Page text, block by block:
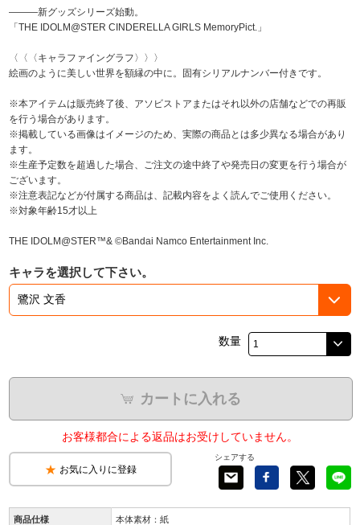
―――新グッズシリーズ始動。
「THE IDOLM@STER CINDERELLA GIRLS MemoryPict.」
〈〈〈キャラファイングラフ〉〉〉
絵画のように美しい世界を額縁の中に。固有シリアルナンバー付きです。
※本アイテムは販売終了後、アソビストアまたはそれ以外の店舗などでの再販
を行う場合があります。
※掲載している画像はイメージのため、実際の商品とは多少異なる場合があり
ます。
※生産予定数を超過した場合、ご注文の途中終了や発売日の変更を行う場合が
ございます。
※注意表記などが付属する商品は、記載内容をよく読んでご使用ください。
※対象年齢15才以上
THE IDOLM@STER™& ©Bandai Namco Entertainment Inc.
キャラを選択して下さい。
数量
カートに入れる
お客様都合による返品はお受けしていません。
お気に入りに登録
シェアする
商品仕様
本体素材：紙